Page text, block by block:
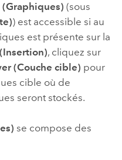
(Graphiques) (sous
) est accessible si au
est présente sur la
, cliquez sur
(Couche cible) pour
cible où de
seront stockés.
se compose des